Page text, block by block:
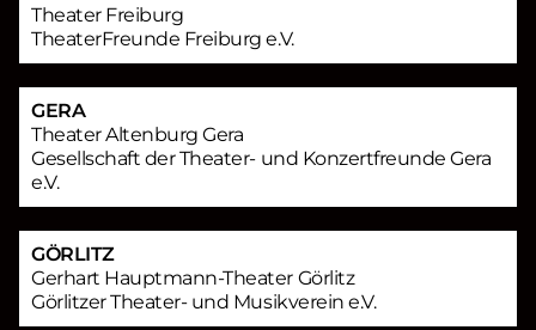
Theater Freiburg
TheaterFreunde Freiburg e.V.
GERA
Theater Altenburg Gera
Gesellschaft der Theater- und Konzertfreunde Gera
e.V.
GÖRLITZ
Gerhart Hauptmann-Theater Görlitz
Görlitzer Theater- und Musikverein e.V.